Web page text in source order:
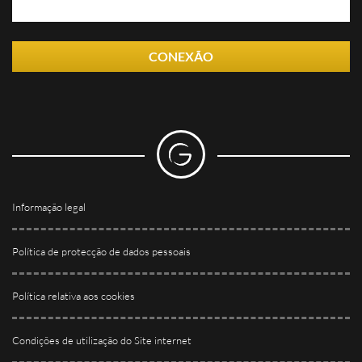
INFORMAÇÕES
Encontre artigos sobre hotelaria e hotelaria ao ar livre, participe
de webinars... GRAVITAO mantém você informado sobre as
COMPARTILHAMENTO DE
EXPERIÊNCIAS
Descubra artigos práticos escritos pelos nossos
GRAVITAO
REDES SOCIAIS
CONEXÃO
Informação legal
Política de protecção de dados pessoais
Política relativa aos cookies
Condições de utilização do Site internet